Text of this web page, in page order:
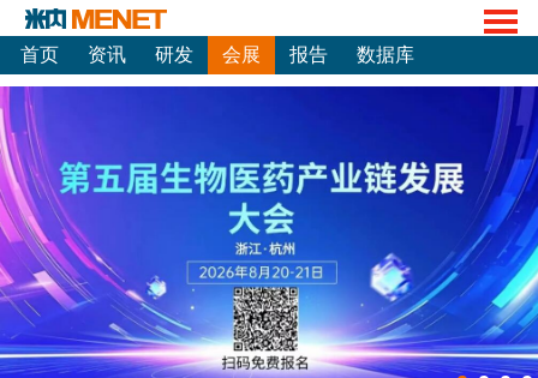
首页 资讯 研发 会展 报告 数据库